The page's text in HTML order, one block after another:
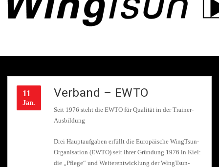
11
Jan.
Verband – EWTO
Seit 1976 steht die EWTO für Qualität in der Trainer-
Ausbildung
Drei Hauptaufgaben erfüllt die Europäische WingTsun-
Organisation (EWTO) seit ihrer Gründung 1976 in Kiel:
die „Pflege“ und Weiterentwicklung der WingTsun-